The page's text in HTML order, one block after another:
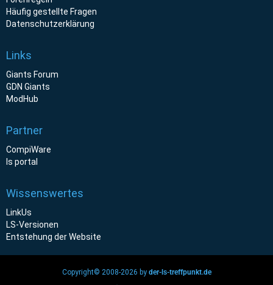
Häufig gestellte Fragen
Datenschutzerklärung
Links
Giants Forum
GDN Giants
ModHub
Partner
CompiWare
ls portal
Wissenswertes
LinkUs
LS-Versionen
Entstehung der Website
Copyright© 2008-2026 by der-ls-treffpunkt.de